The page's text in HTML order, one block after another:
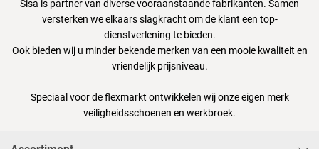
Sisa is partner van diverse vooraanstaande fabrikanten. Samen
versterken we elkaars slagkracht om de klant een top-
dienstverlening te bieden.
Ook bieden wij u minder bekende merken van een mooie kwaliteit en
vriendelijk prijsniveau.
Speciaal voor de flexmarkt ontwikkelen wij onze eigen merk
veiligheidsschoenen en werkbroek.